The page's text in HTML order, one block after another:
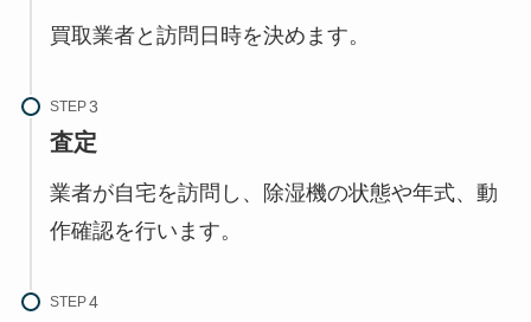
買取業者と訪問日時を決めます。
STEP
査定
業者が自宅を訪問し、除湿機の状態や年式、動
作確認を行います。
STEP